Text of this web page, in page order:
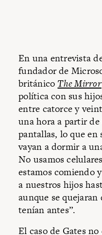
En una entrevista
fundador de
británico The Mirror
política con sus
entre catorce y
una hora a partir
pantallas, lo que en
vayan a dormir a
No usamos
estamos comiendo
a nuestros hijos
aunque se
tenían antes”.
El caso de Gates